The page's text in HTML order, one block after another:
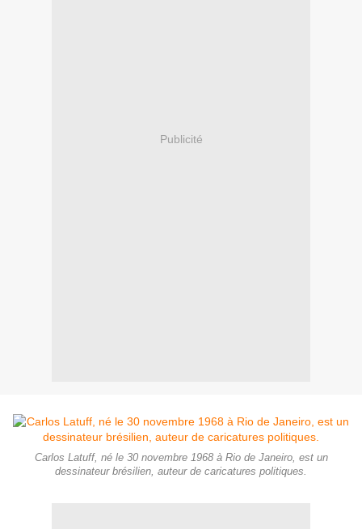
Publicité
Carlos Latuff, né le 30 novembre 1968 à Rio de Janeiro, est un
dessinateur brésilien, auteur de caricatures politiques.